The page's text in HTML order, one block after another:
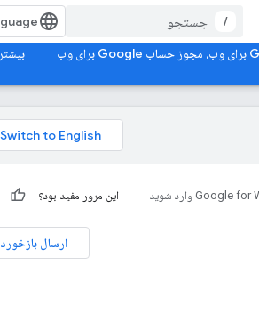
/
بیشتر
این مرور مفید بود؟
ارسال بازخورد